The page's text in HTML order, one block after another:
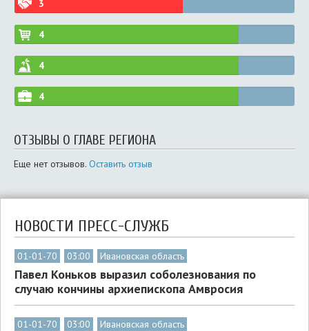
3
4
4
4
ОТЗЫВЫ О ГЛАВЕ РЕГИОНА
Еще нет отзывов. Оставить отзыв
НОВОСТИ ПРЕСС-СЛУЖБ
01-01-70 03:00 Ивановская область
Павел Коньков выразил соболезнования по
случаю кончины архиепископа Амвросия
01-01-70 03:00 Ивановская область